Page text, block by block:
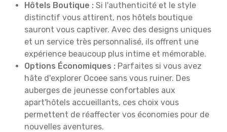
Hôtels Boutique : Si l'authenticité et le style
distinctif vous attirent, nos hôtels boutique
sauront vous captiver. Avec des designs uniques
et un service très personnalisé, ils offrent une
expérience beaucoup plus intime et mémorable.
Options Économiques : Parfaites si vous avez
hâte d'explorer Ocoee sans vous ruiner. Des
auberges de jeunesse confortables aux
apart'hôtels accueillants, ces choix vous
permettent de réaffecter vos économies pour de
nouvelles aventures.